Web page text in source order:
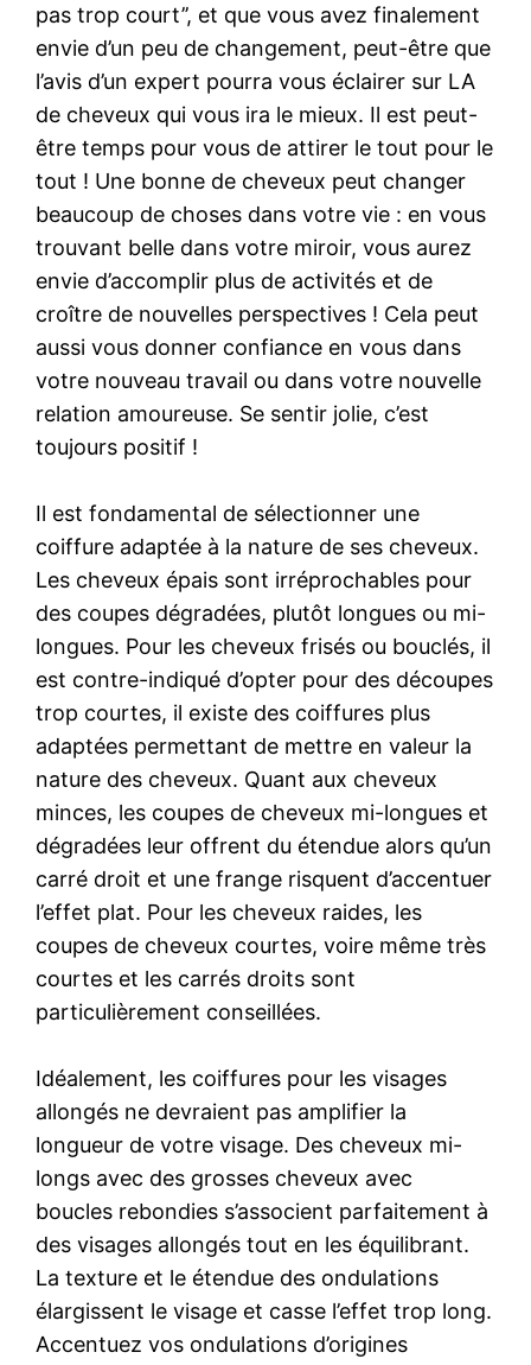
pas trop court’’, et que vous avez finalement
envie d’un peu de changement, peut-être que
l’avis d’un expert pourra vous éclairer sur LA
de cheveux qui vous ira le mieux. Il est peut-
être temps pour vous de attirer le tout pour le
tout ! Une bonne de cheveux peut changer
beaucoup de choses dans votre vie : en vous
trouvant belle dans votre miroir, vous aurez
envie d’accomplir plus de activités et de
croître de nouvelles perspectives ! Cela peut
aussi vous donner confiance en vous dans
votre nouveau travail ou dans votre nouvelle
relation amoureuse. Se sentir jolie, c’est
toujours positif !
Il est fondamental de sélectionner une
coiffure adaptée à la nature de ses cheveux.
Les cheveux épais sont irréprochables pour
des coupes dégradées, plutôt longues ou mi-
longues. Pour les cheveux frisés ou bouclés, il
est contre-indiqué d’opter pour des découpes
trop courtes, il existe des coiffures plus
adaptées permettant de mettre en valeur la
nature des cheveux. Quant aux cheveux
minces, les coupes de cheveux mi-longues et
dégradées leur offrent du étendue alors qu’un
carré droit et une frange risquent d’accentuer
l’effet plat. Pour les cheveux raides, les
coupes de cheveux courtes, voire même très
courtes et les carrés droits sont
particulièrement conseillées.
Idéalement, les coiffures pour les visages
allongés ne devraient pas amplifier la
longueur de votre visage. Des cheveux mi-
longs avec des grosses cheveux avec
boucles rebondies s’associent parfaitement à
des visages allongés tout en les équilibrant.
La texture et le étendue des ondulations
élargissent le visage et casse l’effet trop long.
Accentuez vos ondulations d’origines